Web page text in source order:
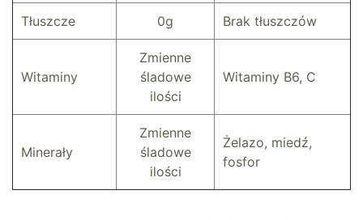
Tłuszcze 0g Brak tłuszczów
Witaminy
Zmienne
śladowe
ilości
Witaminy B6, C
Minerały
Zmienne
śladowe
ilości
Żelazo, miedź,
fosfor